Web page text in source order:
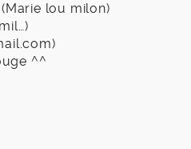
lou milon)
)
^^